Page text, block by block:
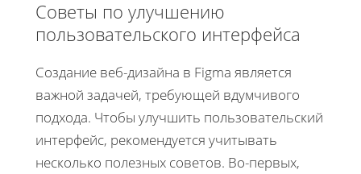
Советы по улучшению
пользовательского интерфейса
Создание веб-дизайна в Figma является
важной задачей, требующей вдумчивого
подхода. Чтобы улучшить пользовательский
интерфейс, рекомендуется учитывать
несколько полезных советов. Во-первых,